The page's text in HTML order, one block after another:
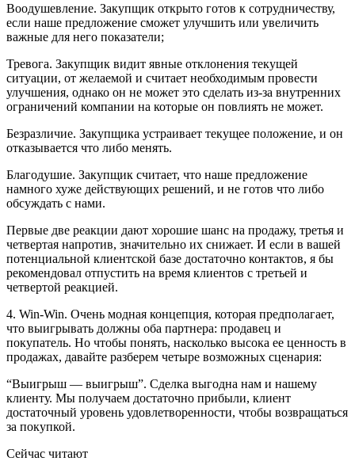
Воодушевление. Закупщик открыто готов к сотрудничеству,
если наше предложение сможет улучшить или увеличить
важные для него показатели;
Тревога. Закупщик видит явные отклонения текущей
ситуации, от желаемой и считает необходимым провести
улучшения, однако он не может это сделать из-за внутренних
ограничений компании на которые он повлиять не может.
Безразличие. Закупщика устраивает текущее положение, и он
отказывается что либо менять.
Благодушие. Закупщик считает, что наше предложение
намного хуже действующих решений, и не готов что либо
обсуждать с нами.
Первые две реакции дают хорошие шанс на продажу, третья и
четвертая напротив, значительно их снижает. И если в вашей
потенциальной клиентской базе достаточно контактов, я бы
рекомендовал отпустить на время клиентов с третьей и
четвертой реакцией.
4. Win-Win. Очень модная концепция, которая предполагает,
что выигрывать должны оба партнера: продавец и
покупатель. Но чтобы понять, насколько высока ее ценность в
продажах, давайте разберем четыре возможных сценария:
“Выигрыш — выигрыш”. Сделка выгодна нам и нашему
клиенту. Мы получаем достаточно прибыли, клиент
достаточный уровень удовлетворенности, чтобы возвращаться
за покупкой.
Сейчас читают